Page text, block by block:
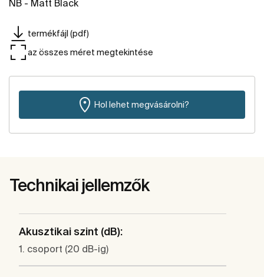
NB - Matt Black
termékfájl (pdf)
az összes méret megtekintése
Hol lehet megvásárolni?
Technikai jellemzők
Akusztikai szint (dB):
1. csoport (20 dB-ig)